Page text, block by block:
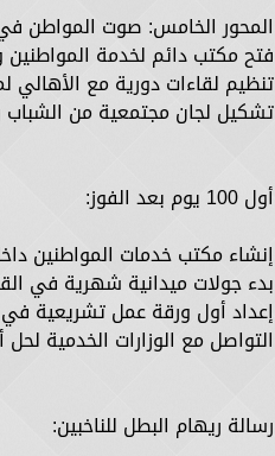
المحور الخامس: صوت المواطن في
فتح مكتب دائم لخدمة
تنظيم لقاءات دورية مع
تشكيل لجان مجتمعية من الشباب
أول 100 يوم بعد الفوز:
إنشاء مكتب خدمات المواطنين
بدء جولات ميدانية شهرية في
إعداد أول ورقة عمل تشريعية في
التواصل مع الوزارات الخدمية
رسالة ريهام البطل للناخبين: